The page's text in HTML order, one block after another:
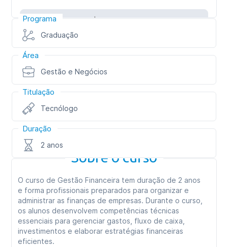
Programa
Graduação
Área
Gestão e Negócios
Titulação
Tecnólogo
Duração
2 anos
Sobre o curso
O curso de Gestão Financeira tem duração de 2 anos
e forma profissionais preparados para organizar e
administrar as finanças de empresas. Durante o curso,
os alunos desenvolvem competências técnicas
essenciais para gerenciar gastos, fluxo de caixa,
investimentos e elaborar estratégias financeiras
eficientes.
Inscreva-se